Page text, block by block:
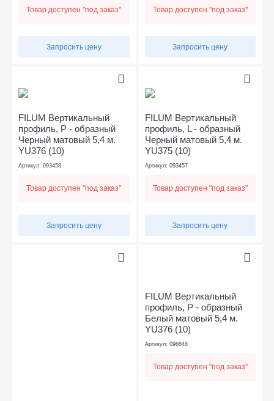
Товар доступен "под заказ"
Запросить цену
Товар доступен "под заказ"
Запросить цену
FILUM Вертикальный
профиль, Р - образный
Черный матовый 5,4 м.
YU376 (10)
Артикул: 093458
Товар доступен "под заказ"
Запросить цену
FILUM Вертикальный
профиль, L - образный
Черный матовый 5,4 м.
YU375 (10)
Артикул: 093457
Товар доступен "под заказ"
Запросить цену
FILUM Вертикальный
профиль, Р - образный
Белый матовый 5,4 м.
YU376 (10)
Артикул: 096848
Товар доступен "под заказ"